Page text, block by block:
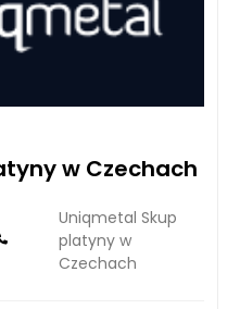
w Czechach
Uniqmetal Skup
platyny w
Czechach